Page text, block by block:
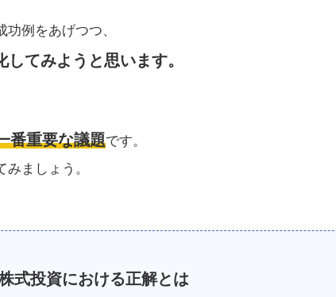
例をあげつつ、
してみようと思います。
番重要な議題です。
みましょう。
式投資における正解とは